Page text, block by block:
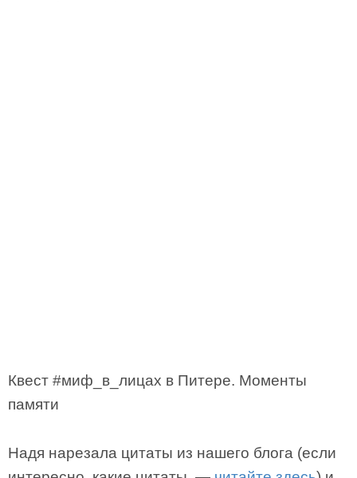
Квест #миф_в_лицах в Питере. Моменты
памяти
Надя нарезала цитаты из нашего блога (если